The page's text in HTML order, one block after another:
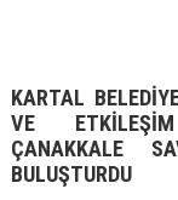
KARTAL
VE
ÇANAKKALE
BULUŞTURDU